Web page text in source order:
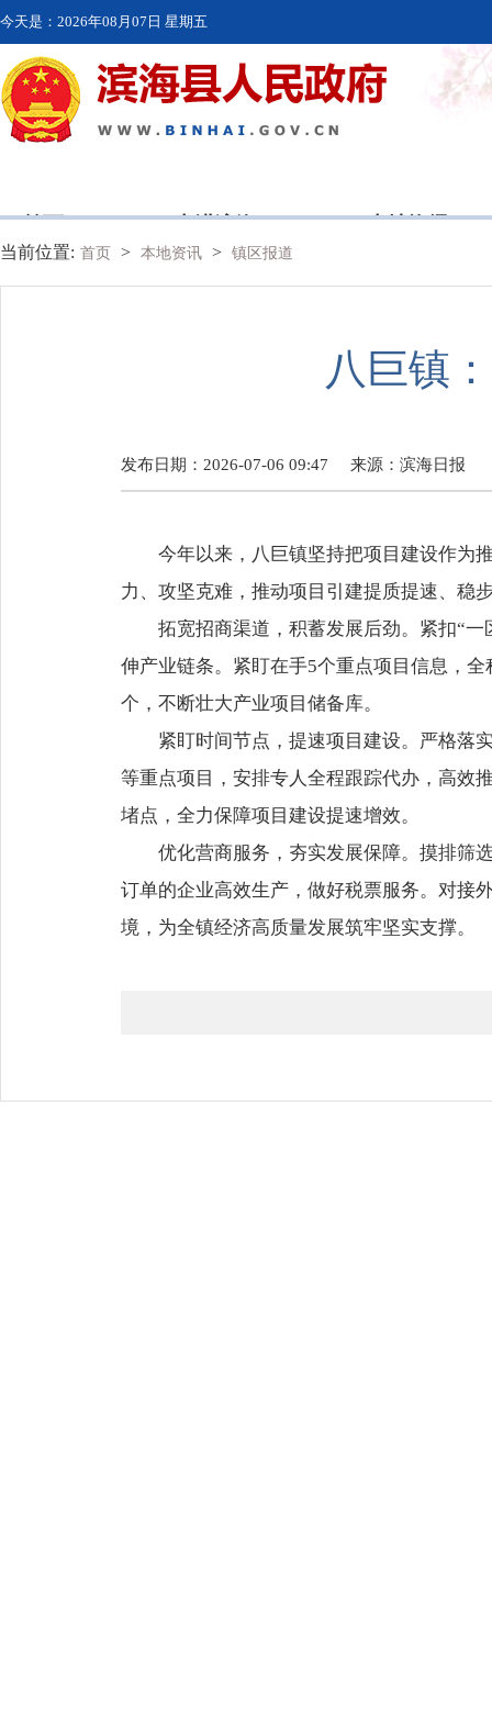
今天是： 2026年08月07日 星期五
首页 走进滨海 本地资讯
当前位置: 首页 > 本地资讯 > 镇区报道
八巨镇
发布日期：2026-07-06 09:47 来源： 滨海日报
今年以来，八巨镇坚持把项目建设作为
力、攻坚克难，推动项目引建提质提速、稳
拓宽招商渠道，积蓄发展后劲。紧扣“
伸产业链条。紧盯在手5个重点项目信息，
个，不断壮大产业项目储备库。
紧盯时间节点，提速项目建设。严格落
等重点项目，安排专人全程跟踪代办，高效
堵点，全力保障项目建设提速增效。
优化营商服务，夯实发展保障。摸排筛
订单的企业高效生产，做好税票服务。对接
境，为全镇经济高质量发展筑牢坚实支撑。